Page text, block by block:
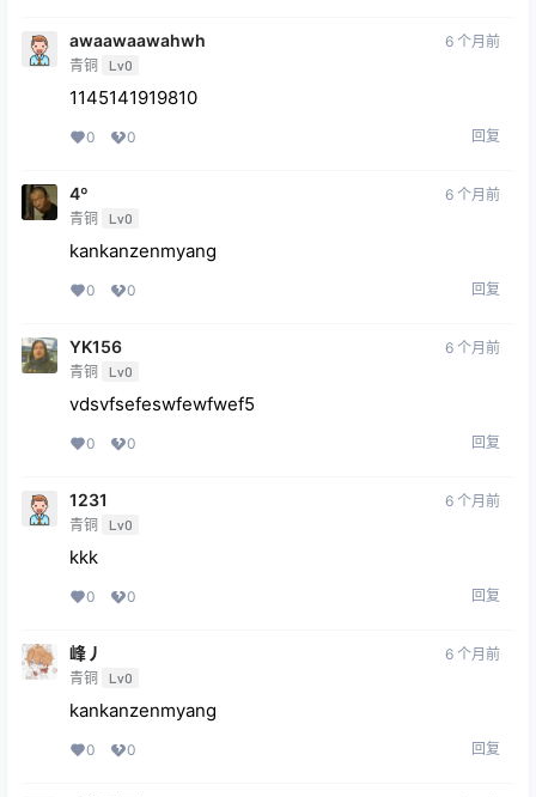
awaawaawahwh
青铜 Lv0
6 个月前
1145141919810
0 0 回复
4º
青铜 Lv0
6 个月前
kankanzenmyang
0 0 回复
YK156
青铜 Lv0
6 个月前
vdsvfsefeswfewfwef5
0 0 回复
1231
青铜 Lv0
6 个月前
kkk
0 0 回复
峰丿
青铜 Lv0
6 个月前
kankanzenmyang
0 0 回复